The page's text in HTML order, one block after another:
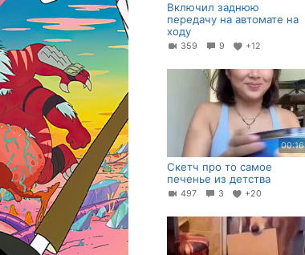
Включил заднюю
передачу на автомате на
ходу
359 9 +12
00:16
Скетч про то самое
печенье из детства
497 3 +20